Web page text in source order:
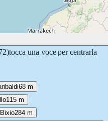
)tocca una voce per centrarla
68 m
115 m
284 m